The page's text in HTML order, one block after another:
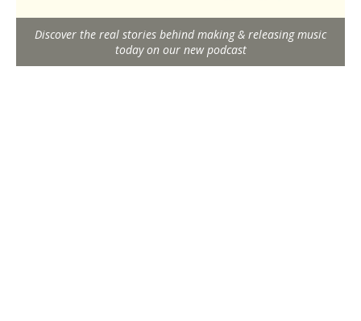
Discover the real stories behind making & releasing music
today on our new podcast